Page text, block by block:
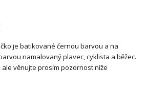
je batikované černou barvou a na
namalovaný plavec, cyklista a běžec.
věnujte prosím pozornost níže